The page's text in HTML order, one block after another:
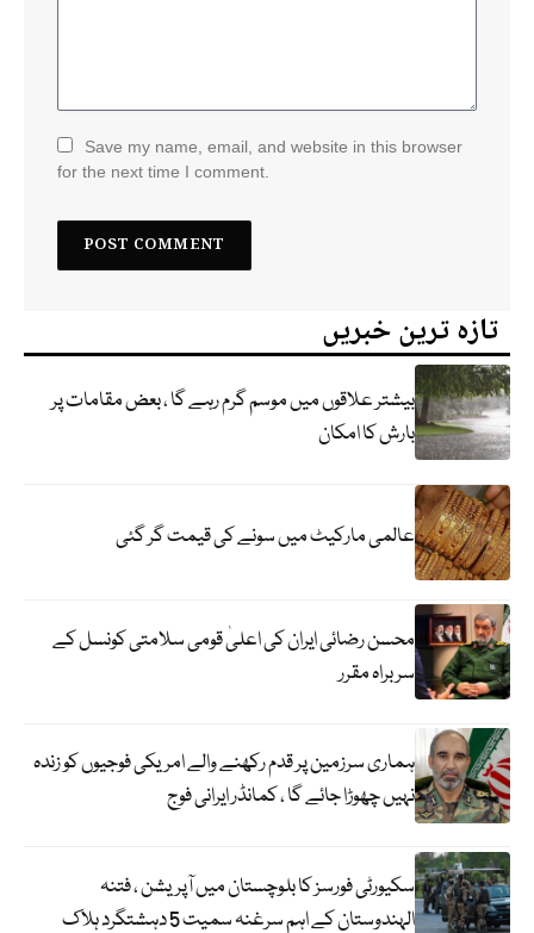
Save my name, email, and website in this browser
for the next time I comment.
تازہ ترین خبریں
بیشتر علاقوں میں موسم گرم رہے گا ، بعض مقامات پر
بارش کا امکان
عالمی مارکیٹ میں سونے کی قیمت گر گئی
محسن رضائی ایران کی اعلیٰ قومی سلامتی کونسل کے
سربراہ مقرر
ہماری سرزمین پر قدم رکھنے والے امریکی فوجیوں کو زندہ
نہیں چھوڑا جائے گا ، کمانڈر ایرانی فوج
سکیورٹی فورسز کا بلوچستان میں آپریشن ، فتنہ
الہندوستان کے اہم سرغنہ سمیت 5 دہشتگرد ہلاک